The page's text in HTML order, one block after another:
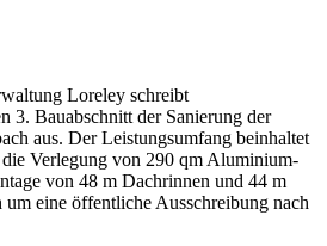
Loreley schreibt
3. Bauabschnitt der Sanierung der
aus. Der Leistungsumfang beinhaltet
Verlegung von 290 qm Aluminium-
von 48 m Dachrinnen und 44 m
eine öffentliche Ausschreibung nach